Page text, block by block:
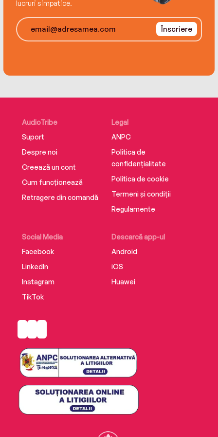
lucruri simpatice.
Înscriere
AudioTribe
Suport
Despre noi
Creează un cont
Cum funcționează
Retragere din comandă
Social Media
Facebook
LinkedIn
Instagram
TikTok
Descarcă app-ul
Android
iOS
Huawei
Legal
ANPC
Politica de
confidențialitate
Politica de cookie
Termeni și condiții
Regulamente